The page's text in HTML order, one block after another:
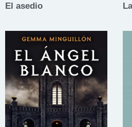
El asedio